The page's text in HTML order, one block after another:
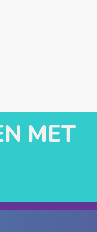
MET